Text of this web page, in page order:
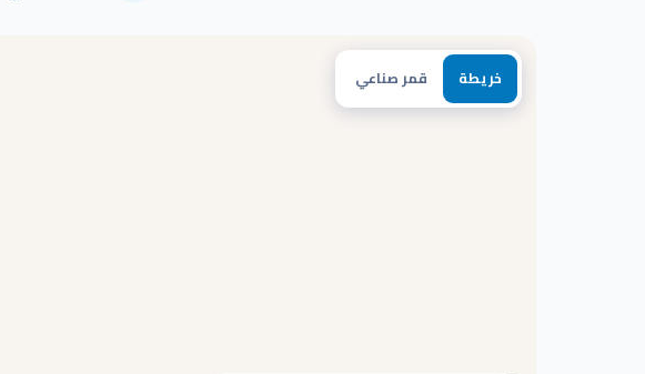
خريطة قمر صناعي